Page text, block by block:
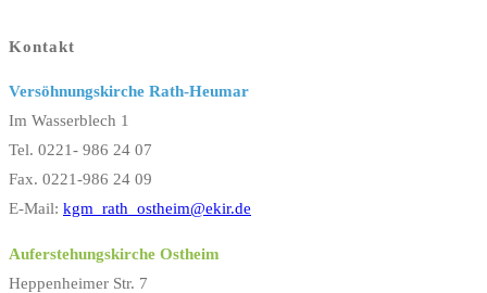
Kontakt
Versöhnungskirche Rath-Heumar
Im Wasserblech 1
Tel. 0221- 986 24 07
Fax. 0221-986 24 09
E-Mail: kgm_rath_ostheim@ekir.de
Auferstehungskirche Ostheim
Heppenheimer Str. 7